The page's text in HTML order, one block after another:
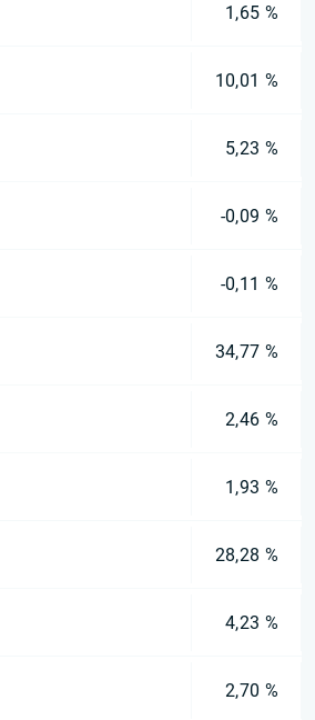
1,65 %
10,01 %
5,23 %
-0,09 %
-0,11 %
34,77 %
2,46 %
1,93 %
28,28 %
4,23 %
2,70 %